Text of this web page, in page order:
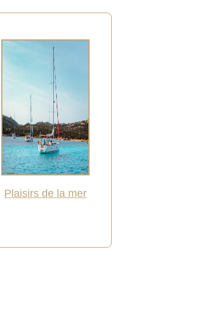
Plaisirs de la mer